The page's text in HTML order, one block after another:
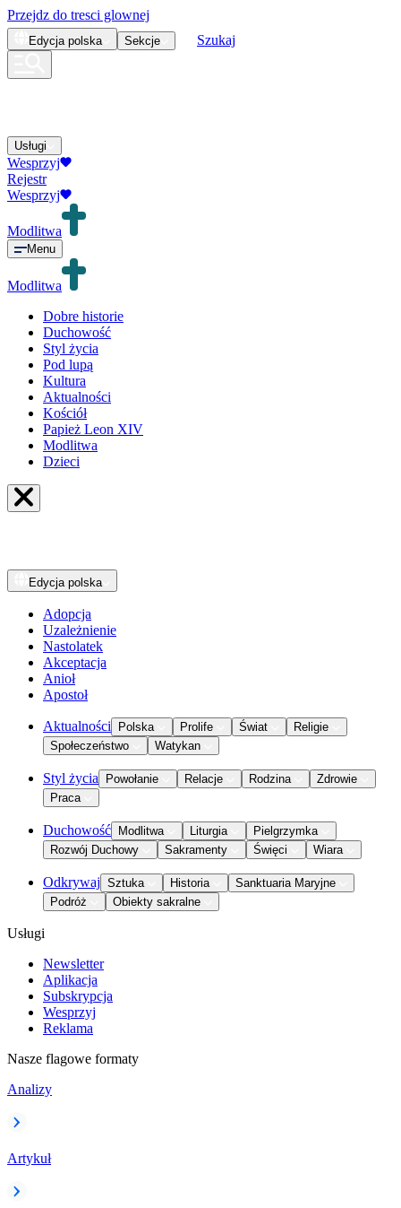
Przejdz do tresci glownej
Edycja polska Sekcje Szukaj
Usługi
Wesprzyj
Rejestr
Wesprzyj
Modlitwa
Menu
Modlitwa
Dobre historie
Duchowość
Styl życia
Pod lupą
Kultura
Aktualności
Kościół
Papież Leon XIV
Modlitwa
Dzieci
Edycja polska
Adopcja
Uzależnienie
Nastolatek
Akceptacja
Anioł
Apostoł
Aktualności Polska Prolife Świat
Religie
Społeczeństwo
Watykan
Styl życia Powołanie Relacje Rodzina
Zdrowie
Praca
Duchowość Modlitwa Liturgia
Pielgrzymka
Rozwój Duchowy
Sakramenty Święci Wiara
Odkrywaj Sztuka Historia
Sanktuaria Maryjne
Podróż
Obiekty sakralne
Usługi
Newsletter
Aplikacja
Subskrypcja
Wesprzyj
Reklama
Nasze flagowe formaty
Analizy
Artykuł